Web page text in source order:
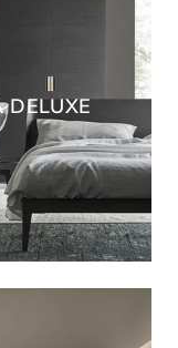
DELUXE